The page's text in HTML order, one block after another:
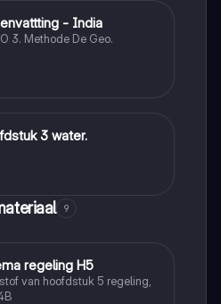
- India
3. Methode De Geo.
3 water.
9
regeling H5
van hoofdstuk 5 regeling,